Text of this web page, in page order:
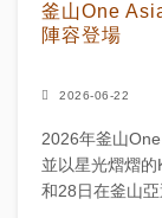
釜山One
陣容登場
2026-06-22
2026年釜山
並以星光熠熠
和28日在釜山